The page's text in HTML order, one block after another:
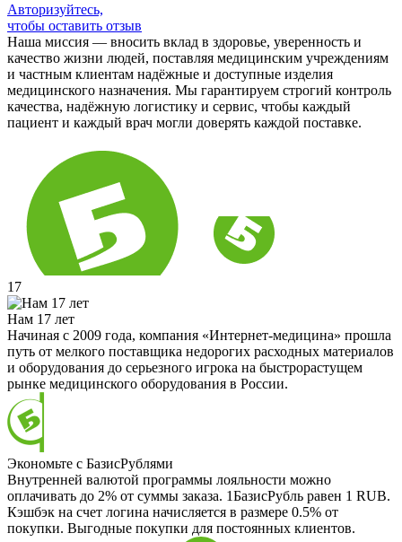
Авторизуйтесь,
чтобы оставить отзыв
Наша миссия — вносить вклад в здоровье, уверенность и
качество жизни людей, поставляя медицинским учреждениям
и частным клиентам надёжные и доступные изделия
медицинского назначения. Мы гарантируем строгий контроль
качества, надёжную логистику и сервис, чтобы каждый
пациент и каждый врач могли доверять каждой поставке.
17
Нам 17 лет
Начиная с 2009 года, компания «Интернет-медицина» прошла
путь от мелкого поставщика недорогих расходных материалов
и оборудования до серьезного игрока на быстрорастущем
рынке медицинского оборудования в России.
Экономьте с БазисРублями
Внутренней валютой программы лояльности можно
оплачивать до 2% от суммы заказа. 1БазисРубль равен 1 RUB.
Кэшбэк на счет логина начисляется в размере 0.5% от
покупки. Выгодные покупки для постоянных клиентов.